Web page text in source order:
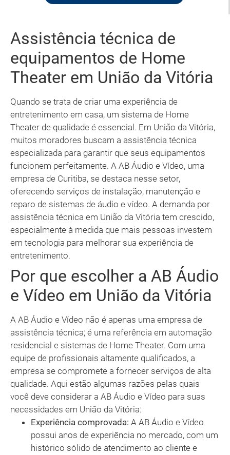
Assistência técnica de
equipamentos de Home
Theater em União da Vitória
Quando se trata de criar uma experiência de
entretenimento em casa, um sistema de Home
Theater de qualidade é essencial. Em União da Vitória,
muitos moradores buscam a assistência técnica
especializada para garantir que seus equipamentos
funcionem perfeitamente. A AB Áudio e Vídeo, uma
empresa de Curitiba, se destaca nesse setor,
oferecendo serviços de instalação, manutenção e
reparo de sistemas de áudio e vídeo. A demanda por
assistência técnica em União da Vitória tem crescido,
especialmente à medida que mais pessoas investem
em tecnologia para melhorar sua experiência de
entretenimento.
Por que escolher a AB Áudio
e Vídeo em União da Vitória
A AB Áudio e Vídeo não é apenas uma empresa de
assistência técnica; é uma referência em automação
residencial e sistemas de Home Theater. Com uma
equipe de profissionais altamente qualificados, a
empresa se compromete a fornecer serviços de alta
qualidade. Aqui estão algumas razões pelas quais
você deve considerar a AB Áudio e Vídeo para suas
necessidades em União da Vitória:
Experiência comprovada: A AB Áudio e Vídeo
possui anos de experiência no mercado, com um
histórico sólido de atendimento ao cliente e